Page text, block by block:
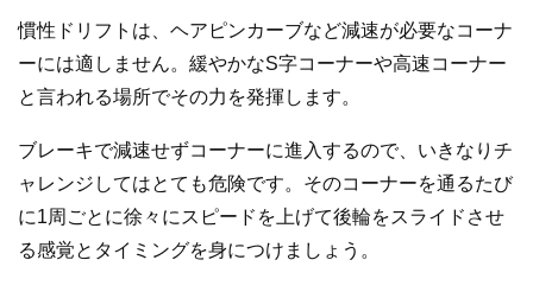
慣性ドリフトは、ヘアピンカーブなど減速が必要なコーナ
ーには適しません。緩やかなS字コーナーや高速コーナー
と言われる場所でその力を発揮します。
ブレーキで減速せずコーナーに進入するので、いきなりチ
ャレンジしてはとても危険です。そのコーナーを通るたび
に1周ごとに徐々にスピードを上げて後輪をスライドさせ
る感覚とタイミングを身につけましょう。